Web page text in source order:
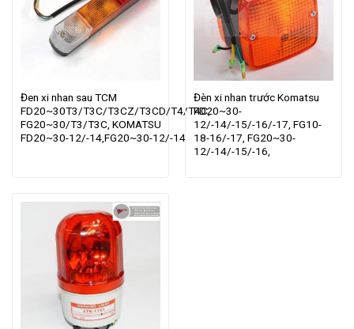
Đen xi nhan sau TCM
FD20~30T3/T3C/T3CZ/T3CD/T4/T4C,
FG20~30/T3/T3C, KOMATSU
FD20~30-12/-14,FG20~30-12/-14
Đèn xi nhan trước Komatsu
FD20~30-
12/-14/-15/-16/-17, FG10-
18-16/-17, FG20~30-
12/-14/-15/-16,